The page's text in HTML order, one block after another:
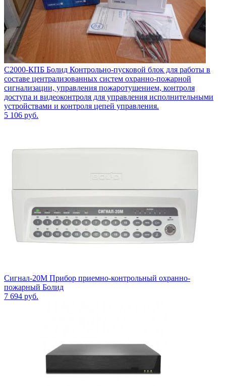
С2000-КПБ Болид Контрольно-пусковой блок для работы в
составе централизованных систем охранно-пожарной
сигнализации, управления пожаротушением, контроля
доступа и видеоконтроля для управления исполнительными
устройствами и контроля цепей управления.
5 106 руб.
Сигнал-20М Прибор приемно-контрольный охранно-
пожарный Болид
7 694 руб.